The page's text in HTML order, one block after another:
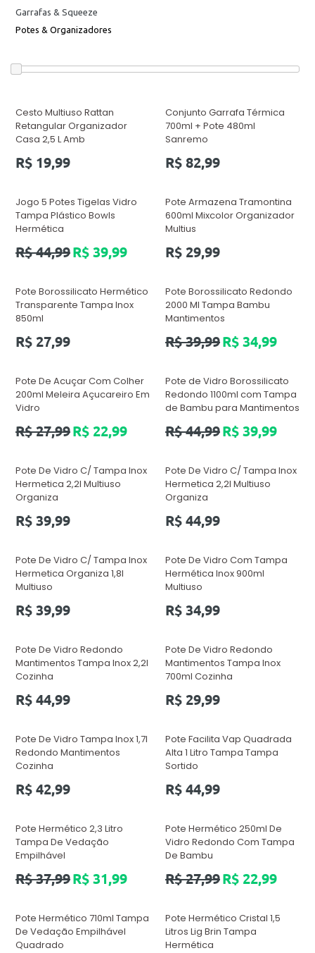
Garrafas & Squeeze
Potes & Organizadores
Cesto Multiuso Rattan
Retangular Organizador
Casa 2,5 L Amb
Preço
normal
R$ 19,99
Conjunto Garrafa Térmica
700ml + Pote 480ml
Sanremo
Preço
normal
R$ 82,99
Jogo 5 Potes Tigelas Vidro
Tampa Plástico Bowls
Hermética
Preço
normal
R$ 44,99R$ 39,99
Pote Armazena Tramontina
600ml Mixcolor Organizador
Multius
Preço
normal
R$ 29,99
Pote Borossilicato Hermético
Transparente Tampa Inox
850ml
Preço
normal
R$ 27,99
Pote Borossilicato Redondo
2000 Ml Tampa Bambu
Mantimentos
Preço
normal
R$ 39,99R$ 34,99
Pote De Acuçar Com Colher
200ml Meleira Açucareiro Em
Vidro
Preço
normal
R$ 27,99R$ 22,99
Pote de Vidro Borossilicato
Redondo 1100ml com Tampa
de Bambu para Mantimentos
Preço
normal
R$ 44,99R$ 39,99
Pote De Vidro C/ Tampa Inox
Hermetica 2,2l Multiuso
Organiza
Preço
normal
R$ 39,99
Pote De Vidro C/ Tampa Inox
Hermetica 2,2l Multiuso
Organiza
Preço
normal
R$ 44,99
Pote De Vidro C/ Tampa Inox
Hermetica Organiza 1,8l
Multiuso
Preço
normal
R$ 39,99
Pote De Vidro Com Tampa
Hermética Inox 900ml
Multiuso
Preço
normal
R$ 34,99
Pote De Vidro Redondo
Mantimentos Tampa Inox 2,2l
Cozinha
Preço
normal
R$ 44,99
Pote De Vidro Redondo
Mantimentos Tampa Inox
700ml Cozinha
Preço
normal
R$ 29,99
Pote De Vidro Tampa Inox 1,7l
Redondo Mantimentos
Cozinha
Preço
normal
R$ 42,99
Pote Facilita Vap Quadrada
Alta 1 Litro Tampa Tampa
Sortido
Preço
normal
R$ 44,99
Pote Hermético 2,3 Litro
Tampa De Vedação
Empilhável
Preço
normal
R$ 37,99R$ 31,99
Pote Hermético 250ml De
Vidro Redondo Com Tampa
De Bambu
Preço
normal
R$ 27,99R$ 22,99
Pote Hermético 710ml Tampa
De Vedação Empilhável
Quadrado
Pote Hermético Cristal 1,5
Litros Lig Brin Tampa
Hermética